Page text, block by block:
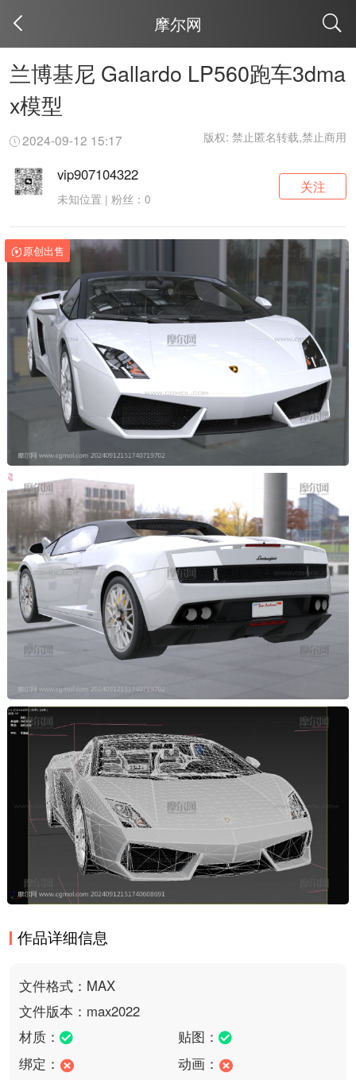
摩尔网
兰博基尼 Gallardo LP560跑车3dma
x模型
2024-09-12 15:17 版权: 禁止匿名转载,禁止商用
vip907104322
未知位置 | 粉丝：0
关注
原创出售
作品详细信息
文件格式：MAX
文件版本：max2022
材质：
贴图：
绑定：
动画：
取消